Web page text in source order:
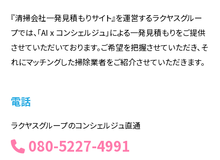
『清掃会社一発見積もりサイト』を運営するラクヤスグルー
プでは、「AI x コンシェルジュ」による一発見積もりをご提供
させていただいております。ご希望を把握させていただき、そ
れにマッチングした掃除業者をご紹介させていただきます。
電話
ラクヤスグループのコンシェルジュ直通
080-5227-4991